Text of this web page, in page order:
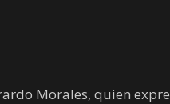
Morales, quien